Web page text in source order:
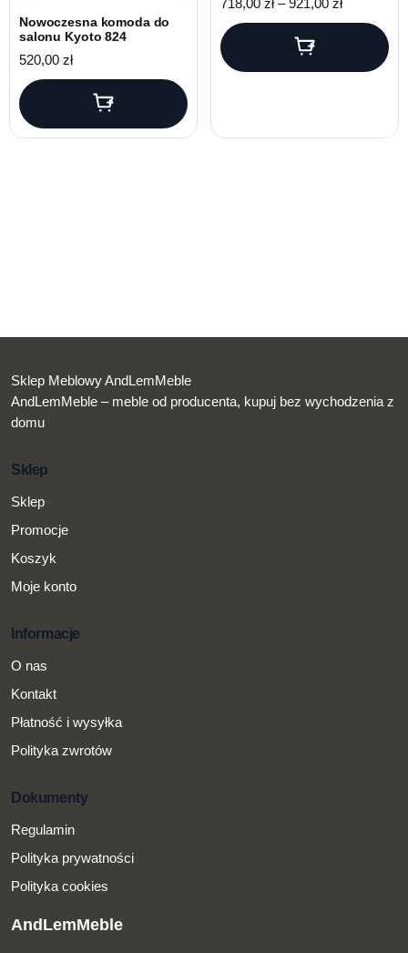
Nowoczesna komoda do
salonu Kyoto 824
520,00 zł
Sklep Meblowy AndLemMeble
AndLemMeble – meble od producenta, kupuj bez wychodzenia z
domu
Sklep
Sklep
Promocje
Koszyk
Moje konto
Informacje
O nas
Kontakt
Płatność i wysyłka
Polityka zwrotów
Dokumenty
Regulamin
Polityka prywatności
Polityka cookies
AndLemMeble